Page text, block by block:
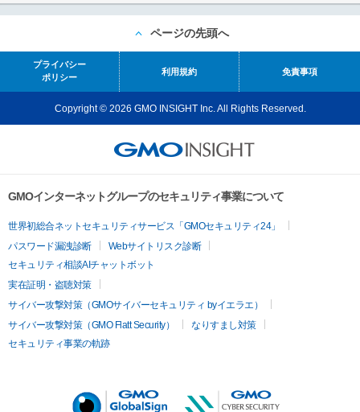
ページの先頭へ
プライバシー
ポリシー
利用規約 免責事項
Copyright © 2026 GMO INSIGHT Inc. All Rights Reserved.
GMOインターネットグループのセキュリティ事業について
世界初総合ネットセキュリティサービス「GMOセキュリティ24」
パスワード漏洩診断
Webサイトリスク診断
セキュリティ相談AIチャットボット
実在証明・盗聴対策
サイバー攻撃対策（GMOサイバーセキュリティ byイエラエ）
サイバー攻撃対策（GMO Flatt Security）
なりすまし対策
セキュリティ事業の軌跡